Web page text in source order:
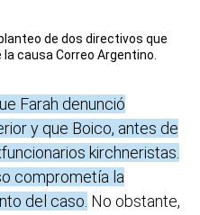
de dos directivos que
causa Correo Argentino.
Farah denunció
y que Boico, antes de
kirchneristas.
comprometía la
del caso. No obstante,